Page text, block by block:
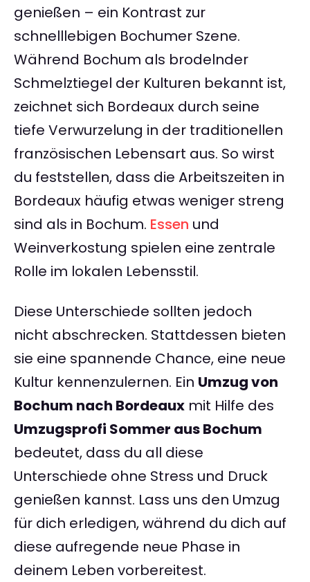
genießen – ein Kontrast zur
schnelllebigen Bochumer Szene.
Während Bochum als brodelnder
Schmelztiegel der Kulturen bekannt ist,
zeichnet sich Bordeaux durch seine
tiefe Verwurzelung in der traditionellen
französischen Lebensart aus. So wirst
du feststellen, dass die Arbeitszeiten in
Bordeaux häufig etwas weniger streng
sind als in Bochum. Essen und
Weinverkostung spielen eine zentrale
Rolle im lokalen Lebensstil.
Diese Unterschiede sollten jedoch
nicht abschrecken. Stattdessen bieten
sie eine spannende Chance, eine neue
Kultur kennenzulernen. Ein Umzug von
Bochum nach Bordeaux mit Hilfe des
Umzugsprofi Sommer aus Bochum
bedeutet, dass du all diese
Unterschiede ohne Stress und Druck
genießen kannst. Lass uns den Umzug
für dich erledigen, während du dich auf
diese aufregende neue Phase in
deinem Leben vorbereitest.